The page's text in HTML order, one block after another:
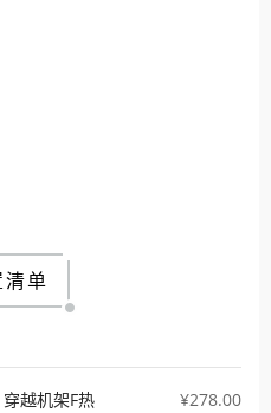
清单
越机架F热
¥278.00